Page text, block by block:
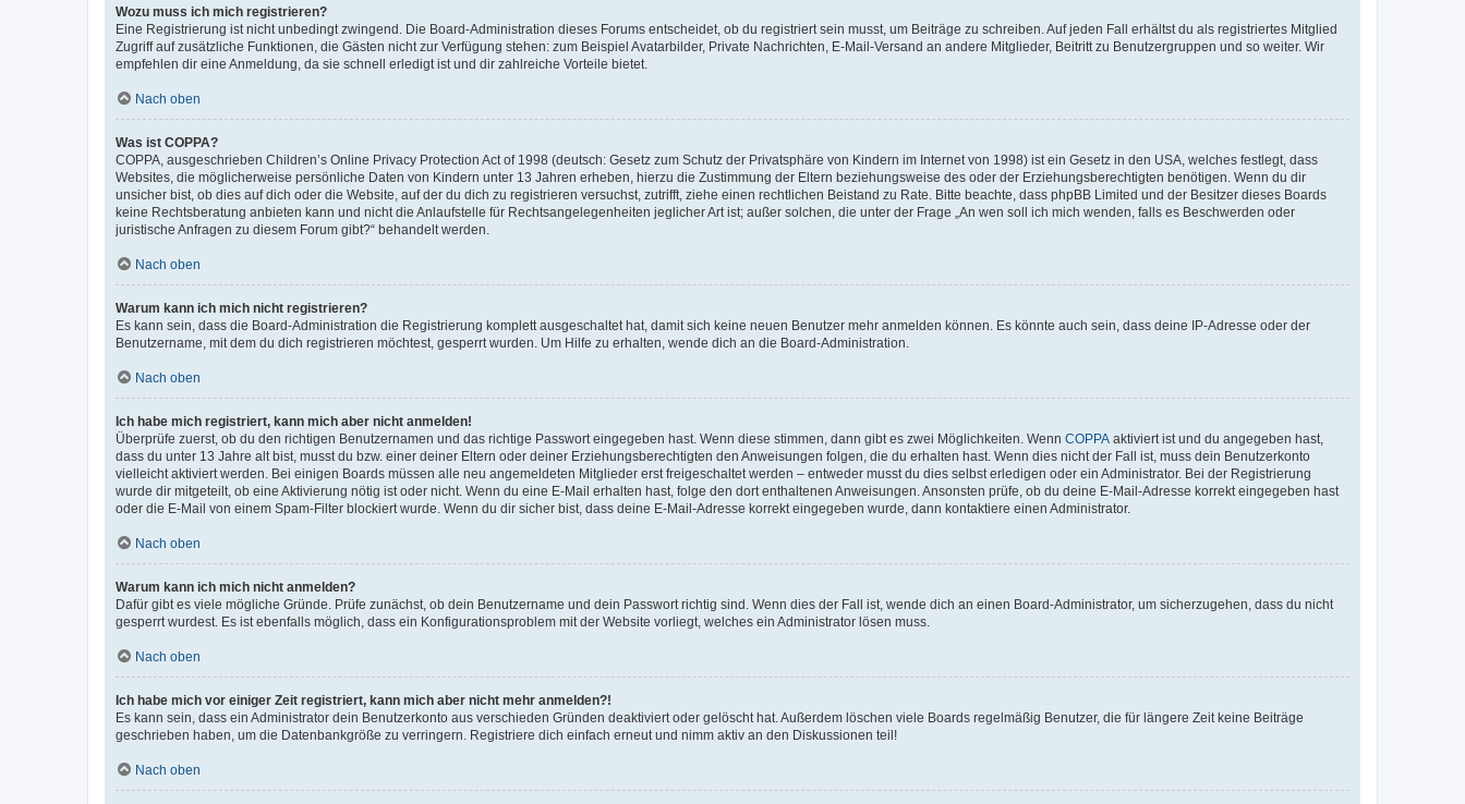
Wozu muss ich mich registrieren?
Eine Registrierung ist nicht unbedingt zwingend. Die Board-Administration dieses Forums entscheidet, ob du registriert sein musst, um Beiträge zu schreiben. Auf jeden Fall erhältst du als registriertes Mitglied
Zugriff auf zusätzliche Funktionen, die Gästen nicht zur Verfügung stehen: zum Beispiel Avatarbilder, Private Nachrichten, E-Mail-Versand an andere Mitglieder, Beitritt zu Benutzergruppen und so weiter. Wir
empfehlen dir eine Anmeldung, da sie schnell erledigt ist und dir zahlreiche Vorteile bietet.
Nach oben
Was ist COPPA?
COPPA, ausgeschrieben Children’s Online Privacy Protection Act of 1998 (deutsch: Gesetz zum Schutz der Privatsphäre von Kindern im Internet von 1998) ist ein Gesetz in den USA, welches festlegt, dass
Websites, die möglicherweise persönliche Daten von Kindern unter 13 Jahren erheben, hierzu die Zustimmung der Eltern beziehungsweise des oder der Erziehungsberechtigten benötigen. Wenn du dir
unsicher bist, ob dies auf dich oder die Website, auf der du dich zu registrieren versuchst, zutrifft, ziehe einen rechtlichen Beistand zu Rate. Bitte beachte, dass phpBB Limited und der Besitzer dieses Boards
keine Rechtsberatung anbieten kann und nicht die Anlaufstelle für Rechtsangelegenheiten jeglicher Art ist; außer solchen, die unter der Frage „An wen soll ich mich wenden, falls es Beschwerden oder
juristische Anfragen zu diesem Forum gibt?“ behandelt werden.
Nach oben
Warum kann ich mich nicht registrieren?
Es kann sein, dass die Board-Administration die Registrierung komplett ausgeschaltet hat, damit sich keine neuen Benutzer mehr anmelden können. Es könnte auch sein, dass deine IP-Adresse oder der
Benutzername, mit dem du dich registrieren möchtest, gesperrt wurden. Um Hilfe zu erhalten, wende dich an die Board-Administration.
Nach oben
Ich habe mich registriert, kann mich aber nicht anmelden!
Überprüfe zuerst, ob du den richtigen Benutzernamen und das richtige Passwort eingegeben hast. Wenn diese stimmen, dann gibt es zwei Möglichkeiten. Wenn COPPA aktiviert ist und du angegeben hast,
dass du unter 13 Jahre alt bist, musst du bzw. einer deiner Eltern oder deiner Erziehungsberechtigten den Anweisungen folgen, die du erhalten hast. Wenn dies nicht der Fall ist, muss dein Benutzerkonto
vielleicht aktiviert werden. Bei einigen Boards müssen alle neu angemeldeten Mitglieder erst freigeschaltet werden – entweder musst du dies selbst erledigen oder ein Administrator. Bei der Registrierung
wurde dir mitgeteilt, ob eine Aktivierung nötig ist oder nicht. Wenn du eine E-Mail erhalten hast, folge den dort enthaltenen Anweisungen. Ansonsten prüfe, ob du deine E-Mail-Adresse korrekt eingegeben hast
oder die E-Mail von einem Spam-Filter blockiert wurde. Wenn du dir sicher bist, dass deine E-Mail-Adresse korrekt eingegeben wurde, dann kontaktiere einen Administrator.
Nach oben
Warum kann ich mich nicht anmelden?
Dafür gibt es viele mögliche Gründe. Prüfe zunächst, ob dein Benutzername und dein Passwort richtig sind. Wenn dies der Fall ist, wende dich an einen Board-Administrator, um sicherzugehen, dass du nicht
gesperrt wurdest. Es ist ebenfalls möglich, dass ein Konfigurationsproblem mit der Website vorliegt, welches ein Administrator lösen muss.
Nach oben
Ich habe mich vor einiger Zeit registriert, kann mich aber nicht mehr anmelden?!
Es kann sein, dass ein Administrator dein Benutzerkonto aus verschieden Gründen deaktiviert oder gelöscht hat. Außerdem löschen viele Boards regelmäßig Benutzer, die für längere Zeit keine Beiträge
geschrieben haben, um die Datenbankgröße zu verringern. Registriere dich einfach erneut und nimm aktiv an den Diskussionen teil!
Nach oben